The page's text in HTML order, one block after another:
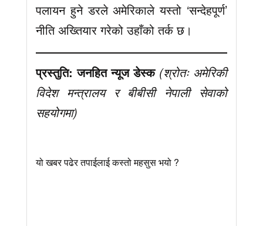
पलायन हुने डरले अमेरिकाले यस्तो ‘सन्देहपूर्ण’
नीति अख्तियार गरेको उहाँको तर्क छ।
प्रस्तुति: जनहित न्यूज डेस्क (श्रोतः अमेरिकी
विदेश मन्त्रालय र बीबीसी नेपाली सेवाको
सहयोगमा)
यो खबर पढेर तपाईलाई कस्तो महसुस भयो ?